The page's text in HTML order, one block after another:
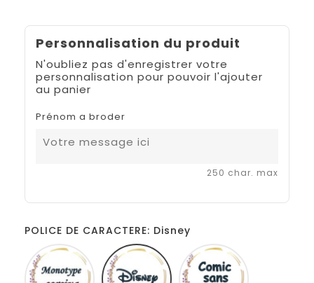
Personnalisation du produit
N'oubliez pas d'enregistrer votre
personnalisation pour pouvoir l'ajouter
au panier
Prénom a broder
250 char. max
POLICE DE CARACTERE: Disney
Monotype
corsiva
Disney